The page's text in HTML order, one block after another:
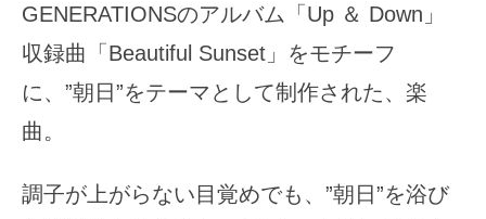
GENERATIONSのアルバム「Up ＆ Down」
収録曲「Beautiful Sunset」をモチーフ
に、”朝日”をテーマとして制作された、楽
曲。
調子が上がらない目覚めでも、”朝日”を浴び